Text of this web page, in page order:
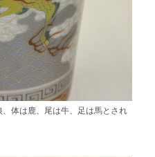
体は鹿、尾は牛、足は馬とされ